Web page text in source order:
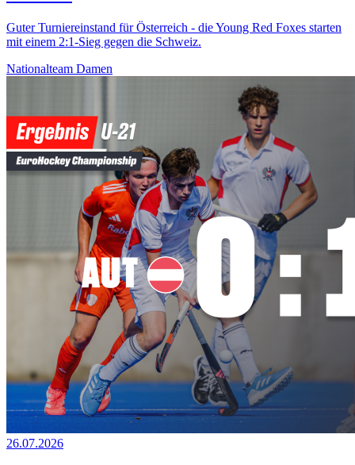
Guter Turniereinstand für Österreich - die Young Red Foxes starten
mit einem 2:1-Sieg gegen die Schweiz.
Nationalteam Damen
26.07.2026